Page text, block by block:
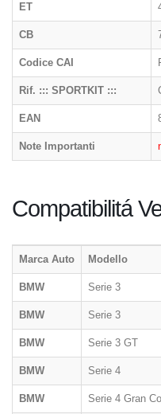
ET
CB
Codice CAI
Rif. ::: SPORTKIT :::
EAN
Note Importanti
Compatibilitá
Marca Auto Modello
BMW Serie 3
BMW Serie 3
BMW Serie 3 GT
BMW Serie 4
BMW Serie 4 Gran